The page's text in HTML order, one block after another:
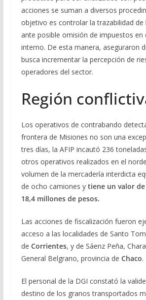
acciones se suman a diversos
objetivo es controlar la trazabilidad de
ante posible omisión de impuestos en
interno. De esta manera, aseguraron
busca incrementar la percepción de
operadores del sector.
Región
Los operativos de contrabando
frontera de Misiones no son una
tres días, la AFIP incautó 236
otros operativos realizados en el
volumen de la mercadería interdicta
de ocho camiones y tiene un valor
18,4 millones de pesos.
Las acciones de fiscalización fueron
acceso a las localidades de Santo
de Corrientes, y de Sáenz Peña,
General Belgrano, provincia de Chaco.
El personal de la DGI constató la
destino de los granos transportados